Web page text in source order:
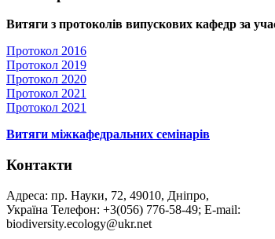
Витяги з протоколів випускових кафедр за
Протокол 2016
Протокол 2019
Протокол 2020
Протокол 2021
Протокол 2021
Витяги міжкафедральних семінарів
Контакти
Адреса: пр. Науки, 72, 49010, Дніпро,
Україна Телефон: +3(056) 776-58-49; E-mail:
biodiversity.ecology@ukr.net